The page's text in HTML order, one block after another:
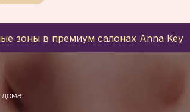
дома
зоны в премиум салонах Anna Key